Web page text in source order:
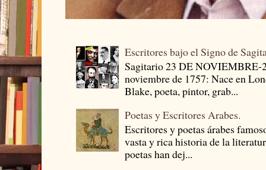
Escritores bajo el Signo de
Sagitario 23 DE
noviembre de 1757: Nace en
Blake, poeta, pintor, grab...
Poetas y Escritores Arabes.
Escritores y poetas árabes
vasta y rica historia de la
poetas han dej...